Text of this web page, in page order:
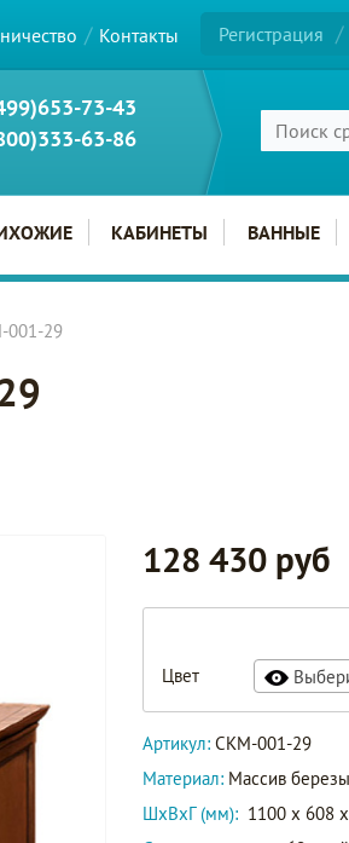
Контакты Регистрация
73-43
63-86
КАБИНЕТЫ ВАННЫЕ
001-29
128 430 руб
Цвет
Артикул: СКМ-001-29
Материал: Массив
ШxВxГ (мм): 1100 x 608